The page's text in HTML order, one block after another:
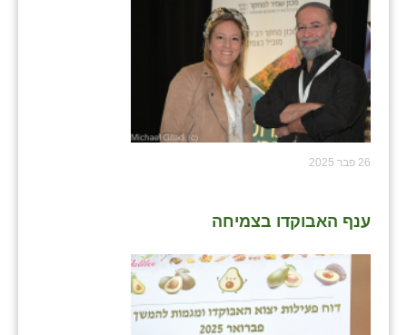
26 פבר 2025
ענף האבוקדו בצמיחה